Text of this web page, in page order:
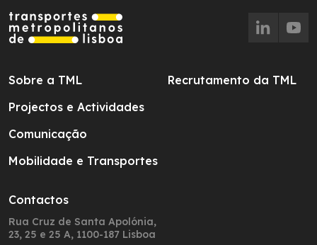
Sobre a TML
Projectos e Actividades
Comunicação
Mobilidade e Transportes
Recrutamento da TML
Contactos
Rua Cruz de Santa Apolónia,
23, 25 e 25 A, 1100-187 Lisboa